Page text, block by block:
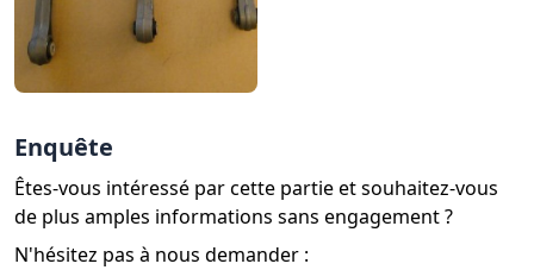
Enquête
Êtes-vous intéressé par cette partie et souhaitez-vous
de plus amples informations sans engagement ?
N'hésitez pas à nous demander :